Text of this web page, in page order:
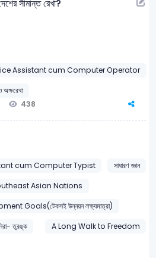
সীমান্ত রেখা?
Assistant cum Computer Operator
অক্ষরেখা
438
cum Computer Typist
সাধারণ জ্ঞান
Asian Nations
Goals(টেকসই উন্নয়ন লক্ষ্যমাত্রা)
তুরঙ্ক
A Long Walk to Freedom